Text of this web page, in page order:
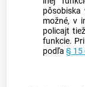
možné, v
policajt
funkcie.
podľa § 15